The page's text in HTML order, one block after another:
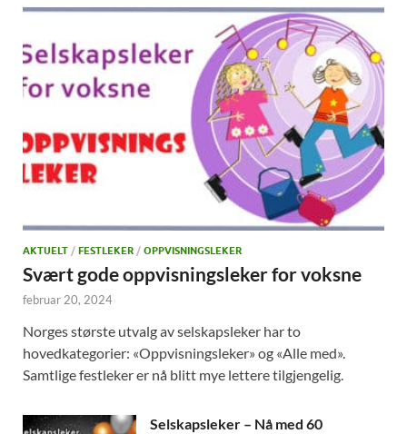
AKTUELT / FESTLEKER / OPPVISNINGSLEKER
Svært gode oppvisningsleker for voksne
februar 20, 2024
Norges største utvalg av selskapsleker har to
hovedkategorier: «Oppvisningsleker» og «Alle med».
Samtlige festleker er nå blitt mye lettere tilgjengelig.
Selskapsleker – Nå med 60